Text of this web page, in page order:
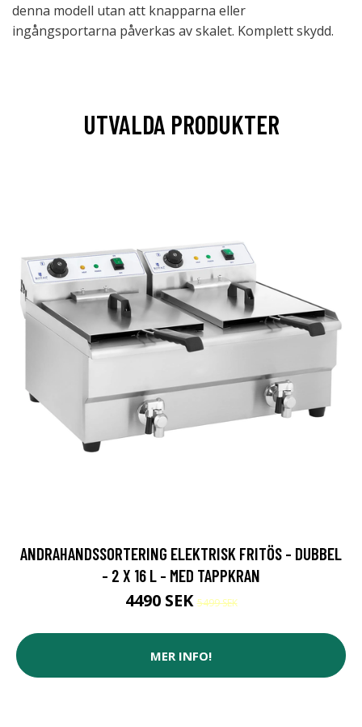
denna modell utan att knapparna eller
ingångsportarna påverkas av skalet. Komplett skydd.
UTVALDA PRODUKTER
ANDRAHANDSSORTERING ELEKTRISK FRITÖS - DUBBEL
- 2 X 16 L - MED TAPPKRAN
4490 SEK5499 SEK
MER INFO!